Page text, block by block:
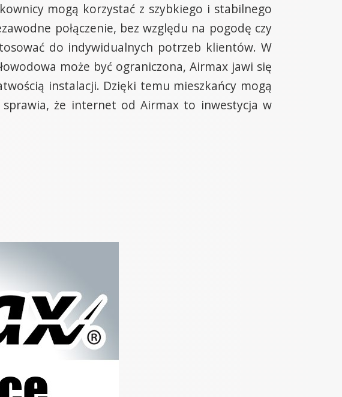
mogą korzystać z szybkiego i stabilnego
połączenie, bez względu na pogodę czy
do indywidualnych potrzeb klientów. W
może być ograniczona, Airmax jawi się
instalacji. Dzięki temu mieszkańcy mogą
że internet od Airmax to inwestycja w